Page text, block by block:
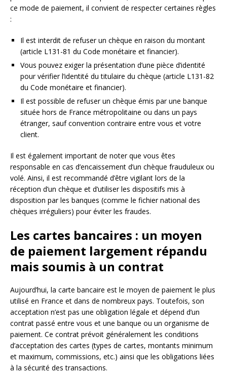
ce mode de paiement, il convient de respecter certaines règles
:
Il est interdit de refuser un chèque en raison du montant
(article L131-81 du Code monétaire et financier).
Vous pouvez exiger la présentation d’une pièce d’identité
pour vérifier l’identité du titulaire du chèque (article L131-82
du Code monétaire et financier).
Il est possible de refuser un chèque émis par une banque
située hors de France métropolitaine ou dans un pays
étranger, sauf convention contraire entre vous et votre
client.
Il est également important de noter que vous êtes
responsable en cas d’encaissement d’un chèque frauduleux ou
volé. Ainsi, il est recommandé d’être vigilant lors de la
réception d’un chèque et d’utiliser les dispositifs mis à
disposition par les banques (comme le fichier national des
chèques irréguliers) pour éviter les fraudes.
Les cartes bancaires : un moyen
de paiement largement répandu
mais soumis à un contrat
Aujourd’hui, la carte bancaire est le moyen de paiement le plus
utilisé en France et dans de nombreux pays. Toutefois, son
acceptation n’est pas une obligation légale et dépend d’un
contrat passé entre vous et une banque ou un organisme de
paiement. Ce contrat prévoit généralement les conditions
d’acceptation des cartes (types de cartes, montants minimum
et maximum, commissions, etc.) ainsi que les obligations liées
à la sécurité des transactions.